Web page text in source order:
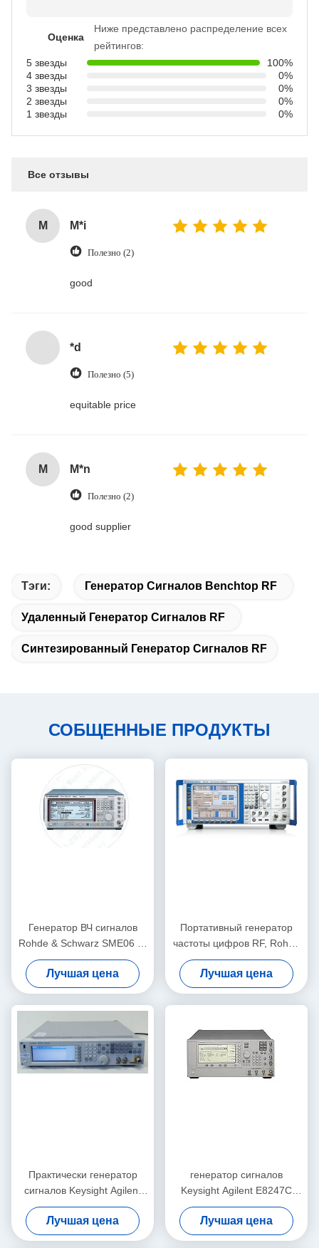
Оценка
Ниже представлено распределение всех
рейтингов:
5 звезды
100%
4 звезды
0%
3 звезды
0%
2 звезды
0%
1 звезды
0%
Все отзывы
M M*i
Полезно (2)
good
*d
Полезно (5)
equitable price
M M*n
Полезно (2)
good supplier
Тэги: Генератор Сигналов Benchtop RF
Удаленный Генератор Сигналов RF
Синтезированный Генератор Сигналов RF
СОБЩЕННЫЕ ПРОДУКТЫ
Генератор ВЧ сигналов
Rohde & Schwarz SME06 от
5 кГц до 6 ГГц в
настольном исполнении с
цифровой модуляцией
Лучшая цена
Портативный генератор
частоты цифров RF, Rohde
и Schwarz SMU200A
Лучшая цена
Практически генератор
сигналов Keysight Agilent
N5182A MXG RF вектора
Лучшая цена
генератор сигналов
Keysight Agilent E8247C
250KHz-40GHz PSG CW
Лучшая цена